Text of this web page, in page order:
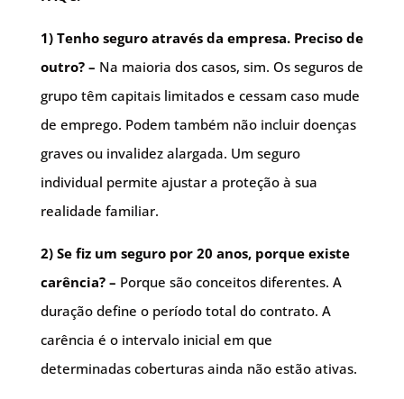
1) Tenho seguro através da empresa. Preciso de
outro? – Na maioria dos casos, sim. Os seguros de
grupo têm capitais limitados e cessam caso mude
de emprego. Podem também não incluir doenças
graves ou invalidez alargada. Um seguro
individual permite ajustar a proteção à sua
realidade familiar.
2) Se fiz um seguro por 20 anos, porque existe
carência? – Porque são conceitos diferentes. A
duração define o período total do contrato. A
carência é o intervalo inicial em que
determinadas coberturas ainda não estão ativas.